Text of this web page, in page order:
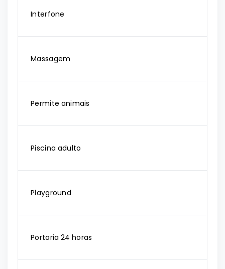
Interfone
Massagem
Permite animais
Piscina adulto
Playground
Portaria 24 horas